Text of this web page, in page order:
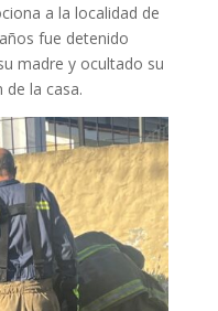
a la localidad de
fue detenido
madre y ocultado su
la casa.